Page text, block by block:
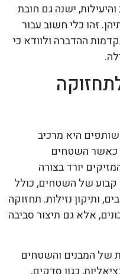
ישנה גם חובת
זהו כלי חשוב עבור
ההדברה ולוודא כי
היא מרכיב
כאשר השטחים
יורד בצורה
קבוע של השטחים, כולל
ותיקון נזילות. תחזוקה
אלא גם תיצור סביבה
של המבנים והשטחים